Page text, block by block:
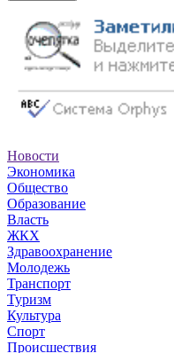
Новости
Экономика
Общество
Образование
Власть
ЖКХ
Здравоохранение
Молодежь
Транспорт
Туризм
Культура
Спорт
Происшествия